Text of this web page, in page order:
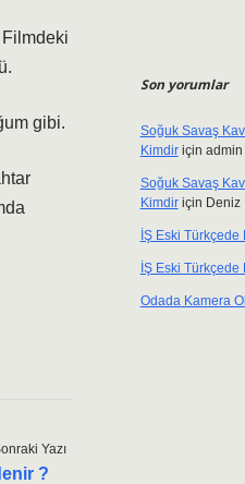
Filmdeki
gibi.
Yazı
?
Son yorumlar
Soğuk Savaş
Kimdiriçin admin
Soğuk Savaş
Kimdiriçin Deniz
İŞ Eski Türkçede
İŞ Eski Türkçede
Odada Kamera